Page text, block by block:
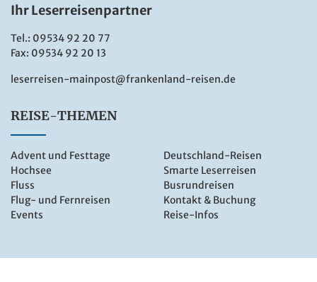
Ihr Leserreisenpartner
Tel.: 09534 92 20 77
Fax: 09534 92 20 13
leserreisen-mainpost@frankenland-reisen.de
REISE-THEMEN
Advent und Festtage
Hochsee
Fluss
Flug- und Fernreisen
Events
Deutschland-Reisen
Smarte Leserreisen
Busrundreisen
Kontakt & Buchung
Reise-Infos